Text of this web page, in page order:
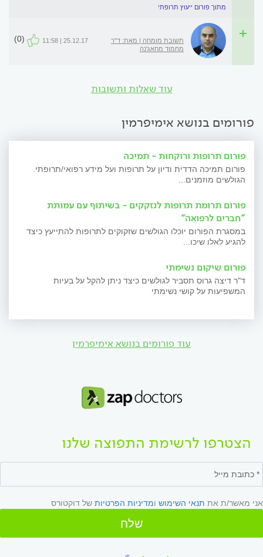
מתוך פורום ייעוץ תרופתי
תשובת מומחה | מאת: ד"ר
מחמוד מחאג'נה
25.12.17 | 11:58
(0)
עוד שאלות ותשובות
פורומים בנושא אימיפרמין
פורום תרופות ורוקחות - תמיכה
פורום תמיכה הדדית ודיון על תרופות ועל מידע רפואי/תרופתי.
הגולשים מוזמנים...
פורום תרומת תרופות לנזקקים - בשיתוף עם עמותת
"חברים לרפואה"
במסגרת הפורום יוכלו הגולשים שזקוקים לתרופות להתייעץ כיצד
להגיע לאלו שיכו...
פורום שיקום נשימתי
ד"ר דיצה גרוס תסביר לגולשים כיצד ניתן להקל על בעיות
המשפיעות על קושי נשימתי
עוד פורומים בנושא אימיפרמין
הצטרפו לרשימת התפוצה שלנו
אני מאשר/ת את תנאי השימוש ומדיניות הפרטיות של דוקטורס
שלח